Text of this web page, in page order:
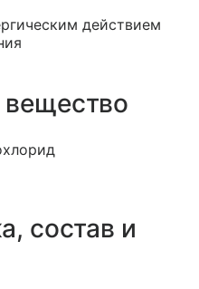
действием
состав и